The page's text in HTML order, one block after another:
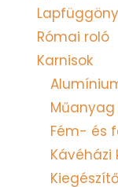
Lapfüggöny
Római roló
Karnisok
Műanyag
Fém- és
Kávéházi